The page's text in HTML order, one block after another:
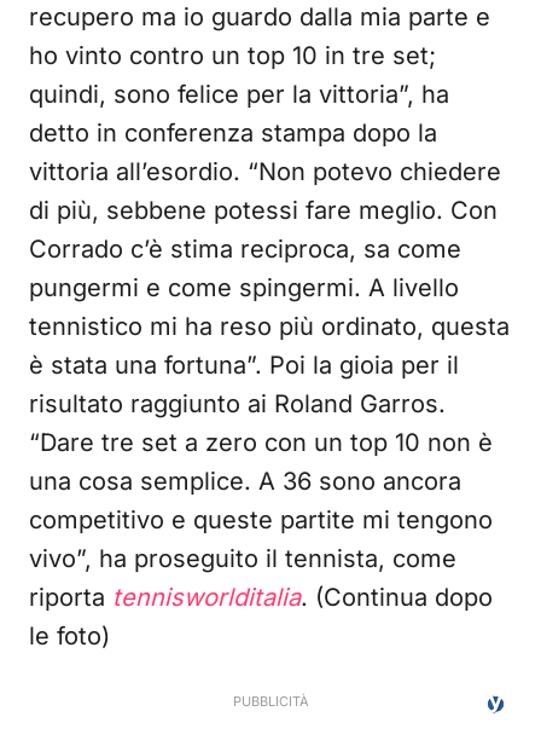
recupero ma io guardo dalla mia parte e
ho vinto contro un top 10 in tre set;
quindi, sono felice per la vittoria”, ha
detto in conferenza stampa dopo la
vittoria all’esordio. “Non potevo chiedere
di più, sebbene potessi fare meglio. Con
Corrado c’è stima reciproca, sa come
pungermi e come spingermi. A livello
tennistico mi ha reso più ordinato, questa
è stata una fortuna”. Poi la gioia per il
risultato raggiunto ai Roland Garros.
“Dare tre set a zero con un top 10 non è
una cosa semplice. A 36 sono ancora
competitivo e queste partite mi tengono
vivo”, ha proseguito il tennista, come
riporta tennisworlditalia. (Continua dopo
le foto)